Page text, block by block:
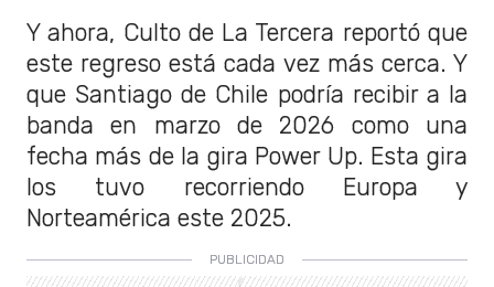
Y ahora, Culto de La Tercera reportó que
este regreso está cada vez más cerca. Y
que Santiago de Chile podría recibir a la
banda en marzo de 2026 como una
fecha más de la gira Power Up. Esta gira
los tuvo recorriendo Europa y
Norteamérica este 2025.